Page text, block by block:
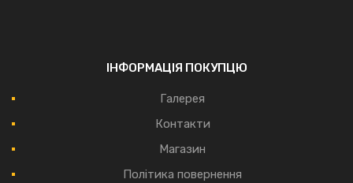
ІНФОРМАЦІЯ ПОКУПЦЮ
Галерея
Контакти
Магазин
Політика повернення